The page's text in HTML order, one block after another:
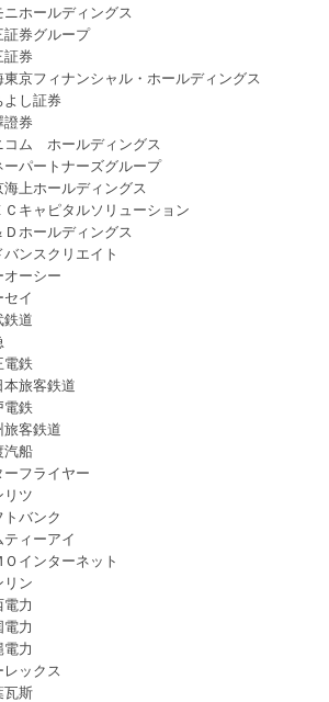
ホールディングス
証券グループ
証券
京フィナンシャル・ホールディングス
よし証券
證券
コム ホールディングス
ーパートナーズグループ
上ホールディングス
キャピタルソリューション
ホールディングス
ンスクリエイト
オーシー
イ
鉄道
電鉄
旅客鉄道
電鉄
旅客鉄道
汽船
フライヤー
リツ
バンク
ィーアイ
インターネット
リン
力
力
力
レックス
瓦斯